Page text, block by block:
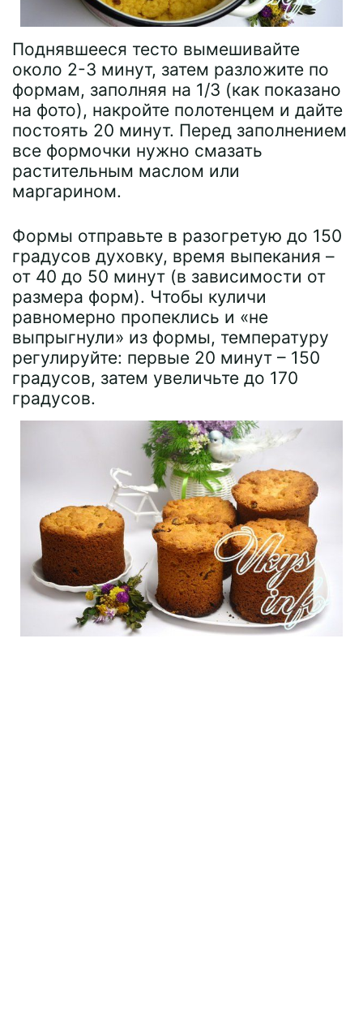
Поднявшееся тесто вымешивайте
около 2-3 минут, затем разложите по
формам, заполняя на 1/3 (как показано
на фото), накройте полотенцем и дайте
постоять 20 минут. Перед заполнением
все формочки нужно смазать
растительным маслом или
маргарином.
Формы отправьте в разогретую до 150
градусов духовку, время выпекания –
от 40 до 50 минут (в зависимости от
размера форм). Чтобы куличи
равномерно пропеклись и «не
выпрыгнули» из формы, температуру
регулируйте: первые 20 минут – 150
градусов, затем увеличьте до 170
градусов.